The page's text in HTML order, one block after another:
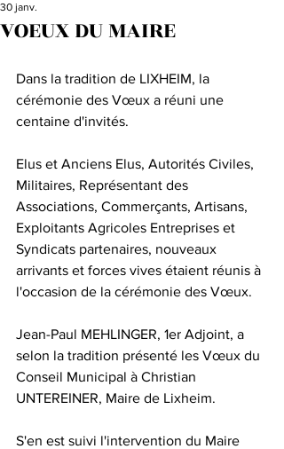
VOEUX DU MAIRE
30 janv.
Dans la tradition de LIXHEIM, la
cérémonie des Vœux a réuni une
centaine d'invités.
Elus et Anciens Elus, Autorités Civiles,
Militaires, Représentant des
Associations, Commerçants, Artisans,
Exploitants Agricoles Entreprises et
Syndicats partenaires, nouveaux
arrivants et forces vives étaient réunis à
l'occasion de la cérémonie des Vœux.
Jean-Paul MEHLINGER, 1er Adjoint, a
selon la tradition présenté les Vœux du
Conseil Municipal à Christian
UNTEREINER, Maire de Lixheim.
S'en est suivi l'intervention du Maire